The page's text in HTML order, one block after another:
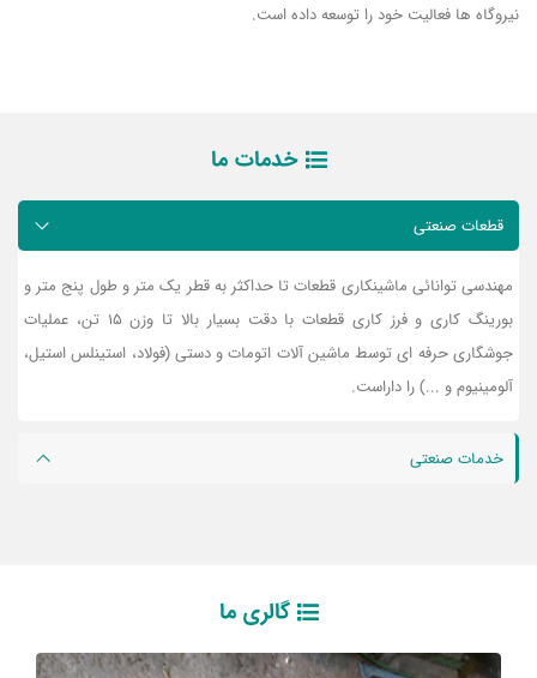
نیروگاه ها فعالیت خود را توسعه داده است.
خدمات ما
قطعات صنعتی
مهندسی توانائی ماشینکاری قطعات تا حداکثر به قطر یک متر و طول پنج متر و
بورینگ کاری و فرز کاری قطعات با دقت بسیار بالا تا وزن 15 تن، عملیات
جوشگاری حرفه ای توسط ماشین آلات اتومات و دستی (فولاد، استینلس استیل،
آلومینیوم و ...) را داراست.
خدمات صنعتی
گالری ما